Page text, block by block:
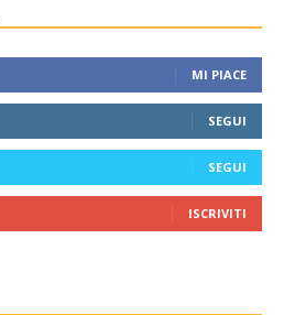
MI PIACE
SEGUI
SEGUI
ISCRIVITI